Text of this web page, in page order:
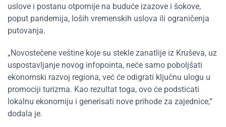
uslove i postanu otpornije na buduće izazove i šokove,
poput pandemija, loših vremenskih uslova ili ograničenja
putovanja.
„Novostečene veštine koje su stekle zanatlije iz Kruševa, uz
uspostavljanje novog infopointa, neće samo poboljšati
ekonomski razvoj regiona, već će odigrati ključnu ulogu u
promociji turizma. Kao rezultat toga, ovo će podsticati
lokalnu ekonomiju i generisati nove prihode za zajednice,“
dodala je.